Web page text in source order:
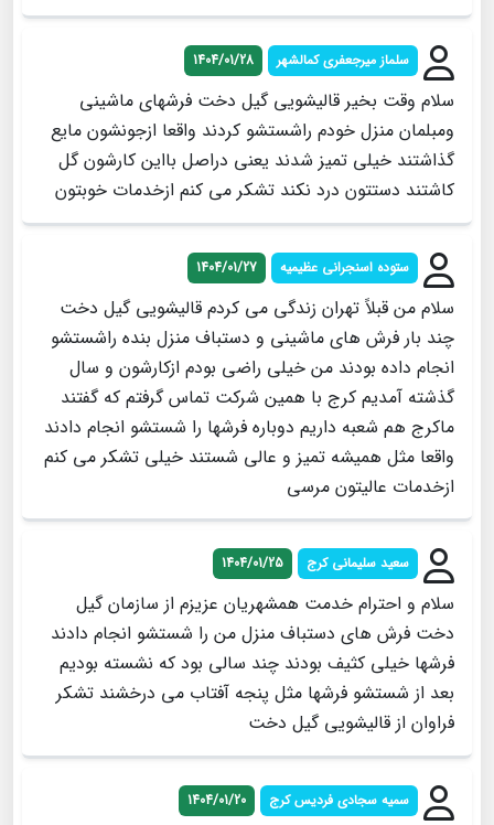
سلماز میرجعفری کمالشهر 1404/01/28
سلام وقت بخیر قالیشویی گیل دخت فرشهای ماشینی
ومبلمان منزل خودم راشستشو کردند واقعا ازجونشون مایع
گذاشتند خیلی تمیز شدند یعنی دراصل بااین کارشون گل
کاشتند دستتون درد نکند تشکر می کنم ازخدمات خوبتون
ستوده اسنجرانی عظیمیه 1404/01/27
سلام من قبلاً تهران زندگی می کردم قالیشویی گیل دخت
چند بار فرش های ماشینی و دستباف منزل بنده راشستشو
انجام داده بودند من خیلی راضی بودم ازکارشون و سال
گذشته آمدیم کرج با همین شرکت تماس گرفتم که گفتند
ماکرج هم شعبه داریم دوباره فرشها را شستشو انجام دادند
واقعا مثل همیشه تمیز و عالی شستند خیلی تشکر می کنم
ازخدمات عالیتون مرسی
سعید سلیمانی کرج 1404/01/25
سلام و احترام خدمت همشهریان عزیزم از سازمان گیل
دخت فرش های دستباف منزل من را شستشو انجام دادند
فرشها خیلی کثیف بودند چند سالی بود که نشسته بودیم
بعد از شستشو فرشها مثل پنجه آفتاب می درخشند تشکر
فراوان از قالیشویی گیل دخت
سمیه سجادی فردیس کرج 1404/01/20